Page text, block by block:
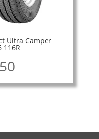
Ultra Camper
116R